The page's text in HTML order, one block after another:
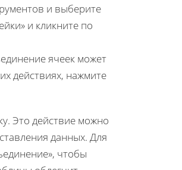
и выберите
и кликните по
ячеек может
действиях, нажмите
Это действие можно
данных. Для
чтобы